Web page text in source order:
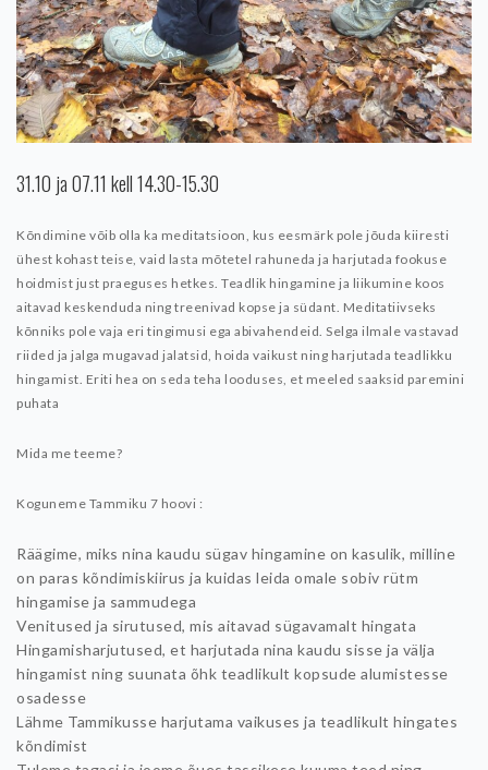
31.10 ja 07.11 kell 14.30-15.30
Kõndimine võib olla ka meditatsioon, kus eesmärk pole jõuda kiiresti
ühest kohast teise, vaid lasta mõtetel rahuneda ja harjutada fookuse
hoidmist just praeguses hetkes. Teadlik hingamine ja liikumine koos
aitavad keskenduda ning treenivad kopse ja südant. Meditatiivseks
kõnniks pole vaja eri tingimusi ega abivahendeid. Selga ilmale vastavad
riided ja jalga mugavad jalatsid, hoida vaikust ning harjutada teadlikku
hingamist. Eriti hea on seda teha looduses, et meeled saaksid paremini
puhata
Mida me teeme?
Koguneme Tammiku 7 hoovi :
Räägime, miks nina kaudu sügav hingamine on kasulik, milline
on paras kõndimiskiirus ja kuidas leida omale sobiv rütm
hingamise ja sammudega
Venitused ja sirutused, mis aitavad sügavamalt hingata
Hingamisharjutused, et harjutada nina kaudu sisse ja välja
hingamist ning suunata õhk teadlikult kopsude alumistesse
osadesse
Lähme Tammikusse harjutama vaikuses ja teadlikult hingates
kõndimist